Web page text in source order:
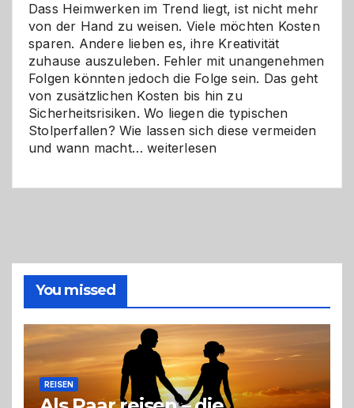
Dass Heimwerken im Trend liegt, ist nicht mehr
von der Hand zu weisen. Viele möchten Kosten
sparen. Andere lieben es, ihre Kreativität
zuhause auszuleben. Fehler mit unangenehmen
Folgen könnten jedoch die Folge sein. Das geht
von zusätzlichen Kosten bis hin zu
Sicherheitsrisiken. Wo liegen die typischen
Stolperfallen? Wie lassen sich diese vermeiden
und wann macht…Selber
richtige
Entscheidung
weiterlesen
You missed
REISEN